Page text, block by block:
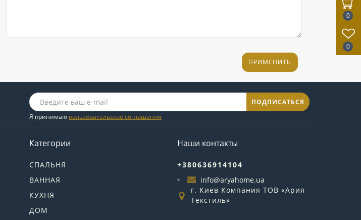
0
0
ПОДПИСАТЬСЯ
Я принимаю пользовательское соглашения
Категории
СПАЛЬНЯ
ВАННАЯ
КУХНЯ
ДОМ
Наши контакты
+380636914104
info@aryahome.ua
г. Киев Компания ТОВ «Ария
Текстиль»